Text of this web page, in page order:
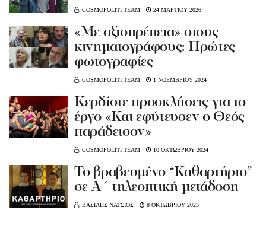
COSMOPOLITI TEAM 24 ΜΑΡΤΙΟΥ 2026
«Με αξιοπρέπεια» στους
κινηματογράφους: Πρώτες
φωτογραφίες
COSMOPOLITI TEAM 1 ΝΟΕΜΒΡΙΟΥ 2024
Κερδίστε προσκλήσεις για το
έργο «Και εφύτευσεν ο Θεός
παράδεισον»
COSMOPOLITI TEAM 10 ΟΚΤΩΒΡΙΟΥ 2024
Το βραβευμένο “Καθαρτήριο”
σε Α΄ τηλεοπτική μετάδοση
ΒΑΣΙΛΗΣ ΝΑΤΣΙΟΣ 8 ΟΚΤΩΒΡΙΟΥ 2023